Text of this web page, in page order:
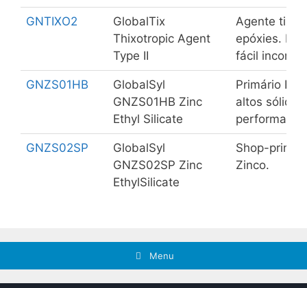
GNTIXO2
GlobalTix
Thixotropic Agent
Type II
Agente
epóxies.
fácil
GNZS01HB
GlobalSyl
GNZS01HB Zinc
Ethyl Silicate
Primário Etil
altos
GNZS02SP
GlobalSyl
GNZS02SP Zinc
EthylSilicate
Shop-
Zinco.
Menu